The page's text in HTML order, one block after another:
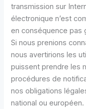
transmission sur
électronique n’est
en conséquence pas
Si nous prenions
nous avertirions les
puissent prendre les
procédures de
nos obligations
national ou